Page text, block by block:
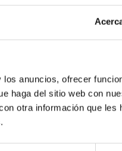
anuncios, ofrecer
haga del sitio web con
otra información que les
DEL IAC
web